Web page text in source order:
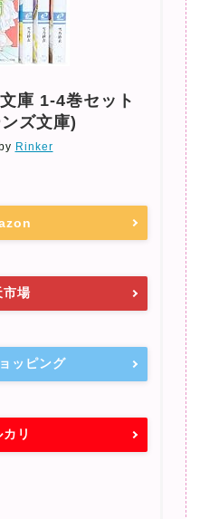
庫 1-4巻セット
ズ文庫)
Rinker
市場
ッピング
リ